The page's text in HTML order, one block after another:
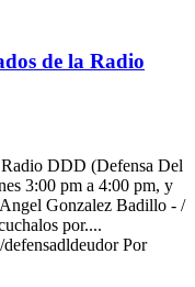
de la Radio
DDD (Defensa Del
3:00 pm a 4:00 pm, y
Gonzalez Badillo - /
por....
Por